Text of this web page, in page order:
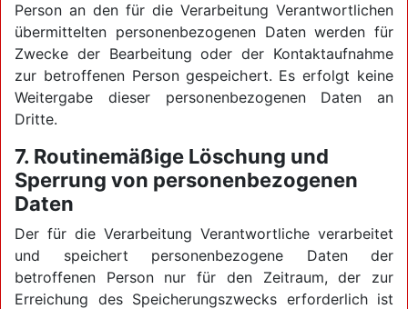
Person an den für die Verarbeitung Verantwortlichen
übermittelten personenbezogenen Daten werden für
Zwecke der Bearbeitung oder der Kontaktaufnahme
zur betroffenen Person gespeichert. Es erfolgt keine
Weitergabe dieser personenbezogenen Daten an
Dritte.
7. Routinemäßige Löschung und
Sperrung von personenbezogenen
Daten
Der für die Verarbeitung Verantwortliche verarbeitet
und speichert personenbezogene Daten der
betroffenen Person nur für den Zeitraum, der zur
Erreichung des Speicherungszwecks erforderlich ist